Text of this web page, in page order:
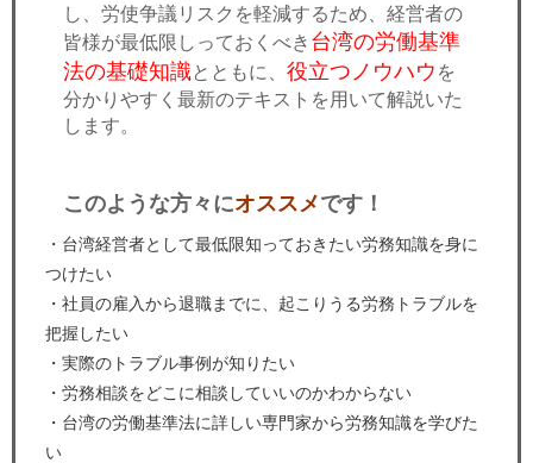
し、労使争議リスクを軽減するため、経営者の
皆様が最低限しっておくべき 台湾の労働基準
法の基礎知識とともに、 役立つノウハウ を
分かりやすく最新のテキストを用いて解説いた
します。
このような方々にオススメです！
・台湾経営者として最低限知っておきたい労務知識を身に
つけたい
・社員の雇入から退職までに、起こりうる労務トラブルを
把握したい
・実際のトラブル事例が知りたい
・労務相談をどこに相談していいのかわからない
・台湾の労働基準法に詳しい専門家から労務知識を学びた
い